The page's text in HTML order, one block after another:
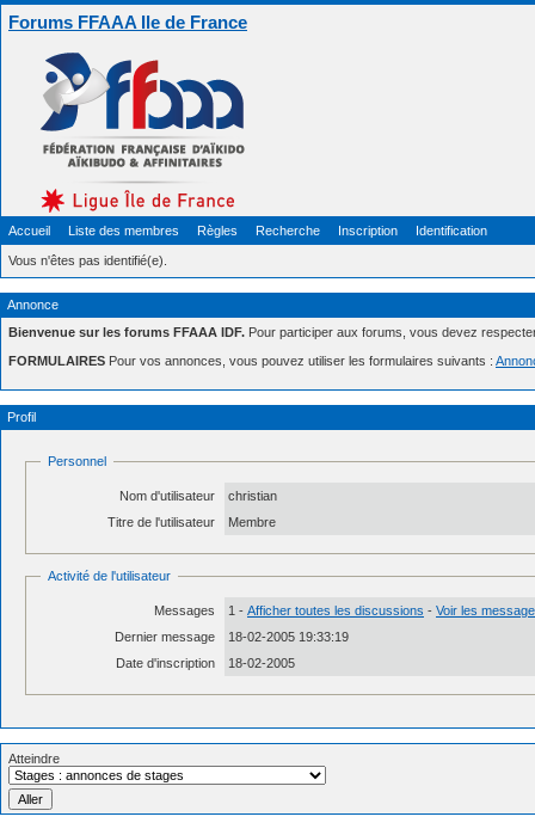
Forums FFAAA Ile de France
Accueil Liste des membres Règles Recherche Inscription Identification
Vous n'êtes pas identifié(e).
Annonce
Bienvenue sur les forums FFAAA IDF. Pour participer aux forums, vous devez
FORMULAIRES Pour vos annonces, vous pouvez utiliser les formulaires suivants :
Profil
Personnel
Nom d'utilisateur
christian
Titre de l'utilisateur
Membre
Activité de l'utilisateur
Messages 1 - Afficher toutes les discussions - Voir les
Dernier message
18-02-2005 19:33:19
Date d'inscription
18-02-2005
Atteindre